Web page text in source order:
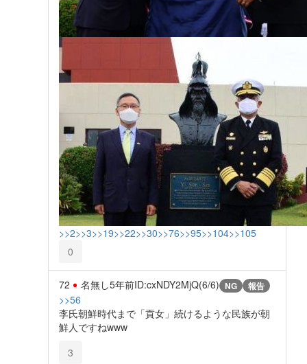
>>2>>3>>19>>22>>30>>76>>95>>104>>105
0
72 名無し5年前ID:cxNDY2MjQ(6/6) NG 報告
>>56
李氏朝鮮時代まで「貢女」続けるような民族が朝
鮮人ですねwww
3